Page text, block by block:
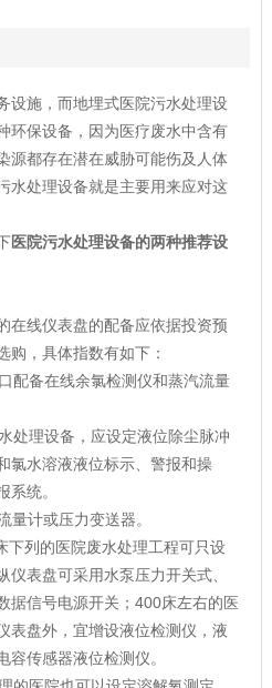
设施，而地埋式医院污水处理设
环保设备，因为医疗废水中含有
源都存在潜在威胁可能伤及人体
水处理设备就是主要用来应对这
医院污水处理设备的两种推荐设
在线仪表盘的配备应依据投资预
购，具体指数有如下：
配备在线余氯检测仪和蒸汽流量
处理设备，应设定液位除尘脉冲
氯水溶液液位标示、警报和操
系统。
量计或压力变送器。
下列的医院废水处理工程可只设
仪表盘可采用水泵压力开关式、
据信号电源开关；400床左右的医
表盘外，宜增设液位检测仪，液
传感器液位检测仪。